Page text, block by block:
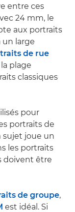
entre ces
24 mm, le
aux portraits
large
de rue
plage
classiques
pour
portraits de
joue un
les portraits
doivent être
de groupe,
est idéal. Si